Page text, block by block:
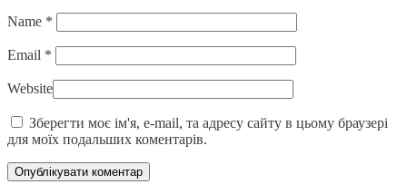
Name *
Email *
Website
Зберегти моє ім'я, e-mail, та адресу сайту в цьому браузері
для моїх подальших коментарів.